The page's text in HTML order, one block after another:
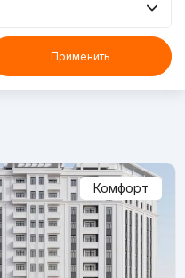
Применить
Комфорт